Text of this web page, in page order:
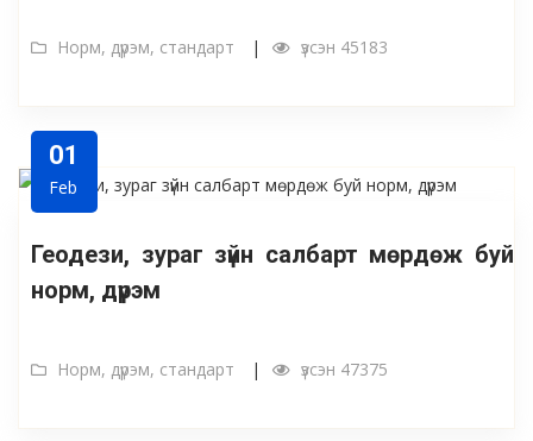
Норм, дүрэм, стандарт үзсэн 45183
01
Feb
Геодези, зураг зүйн салбарт мөрдөж буй
норм, дүрэм
Норм, дүрэм, стандарт үзсэн 47375